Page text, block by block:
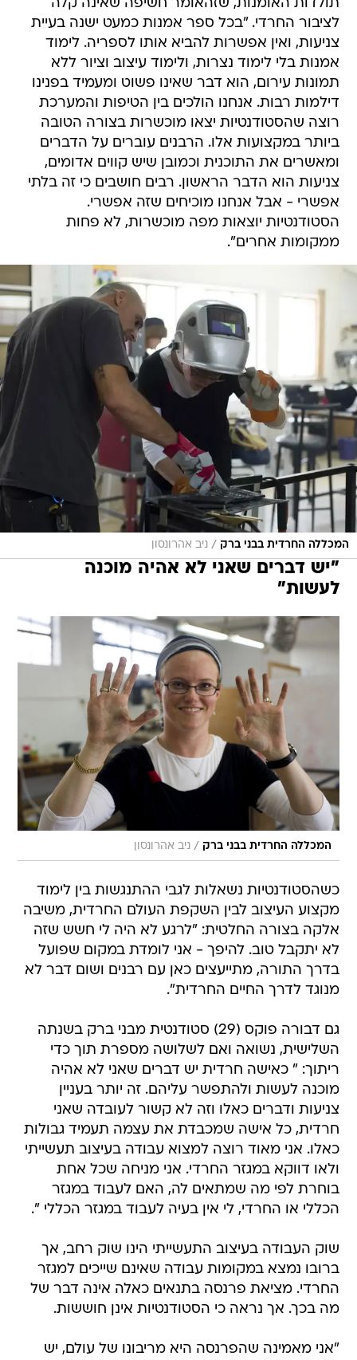
תולדות האומנות, שזהאומר חשיפה שאינה קלה
לציבור החרדי. "בכל ספר אמנות כמעט ישנה בעיית
צניעות, ואין אפשרות להביא אותו לספריה. לימוד
אמנות בלי לימוד נצרות, ולימוד עיצוב וציור ללא
תמונות עירום, הוא דבר שאינו פשוט ומעמיד בפנינו
דילמות רבות. אנחנו הולכים בין הטיפות והמערכת
רוצה שהסטודנטיות יצאו מוכשרות בצורה הטובה
ביותר במקצועות אלו. הרבנים עוברים על הדברים
ומאשרים את התוכנית וכמובן שיש קווים אדומים,
צניעות הוא הדבר הראשון. רבים חושבים כי זה בלתי
אפשרי - אבל אנחנו מוכיחים שזה אפשרי.
הסטודנטיות יוצאות מפה מוכשרות, לא פחות
ממקומות אחרים".
המכללה החרדית בבני ברק / ניב אהרונסון
"יש דברים שאני לא אהיה מוכנה
לעשות"
המכללה החרדית בבני ברק / ניב אהרונסון
כשהסטודנטיות נשאלות לגבי ההתנגשות בין לימוד
מקצוע העיצוב לבין השקפת העולם החרדית, משיבה
אלקה בצורה החלטית: "לרגע לא היה לי חשש שזה
לא יתקבל טוב. להיפך - אני לומדת במקום שפועל
בדרך התורה, מתייעצים כאן עם רבנים ושום דבר לא
מנוגד לדרך החיים החרדית".
גם דבורה פוקס (29) סטודנטית מבני ברק בשנתה
השלישית, נשואה ואם לשלושה מספרת תוך כדי
ריתוך: " כאישה חרדית יש דברים שאני לא אהיה
מוכנה לעשות ולהתפשר עליהם. זה יותר בעניין
צניעות ודברים כאלו וזה לא קשור לעובדה שאני
חרדית, כל אישה שמכבדת את עצמה תעמיד גבולות
כאלו. אני מאוד רוצה למצוא עבודה בעיצוב תעשייתי
ולאו דווקא במגזר החרדי. אני מניחה שכל אחת
בוחרת לפי מה שמתאים לה, האם לעבוד במגזר
הכללי או החרדי, לי אין בעיה לעבוד במגזר הכללי ".
שוק העבודה בעיצוב התעשייתי הינו שוק רחב, אך
ברובו נמצא במקומות עבודה שאינם שייכים למגזר
החרדי. מציאת פרנסה בתנאים כאלה אינה דבר של
מה בכך. אך נראה כי הסטודנטיות אינן חוששות.
"אני מאמינה שהפרנסה היא מריבונו של עולם, יש